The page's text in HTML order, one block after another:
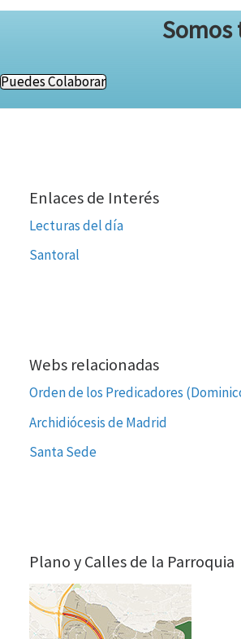
Somos
Puedes Colaborar
Enlaces de Interés
Lecturas del día
Santoral
Webs relacionadas
Orden de los Predicadores
Archidiócesis de Madrid
Santa Sede
Plano y Calles de la Parroquia